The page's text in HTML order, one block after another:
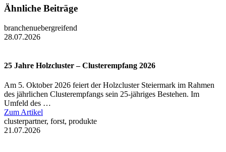
Ähnliche Beiträge
branchenuebergreifend
28.07.2026
25 Jahre Holzcluster – Clusterempfang 2026
Am 5. Oktober 2026 feiert der Holzcluster Steiermark im Rahmen
des jährlichen Clusterempfangs sein 25-jähriges Bestehen. Im
Umfeld des …
Zum Artikel
clusterpartner, forst, produkte
21.07.2026